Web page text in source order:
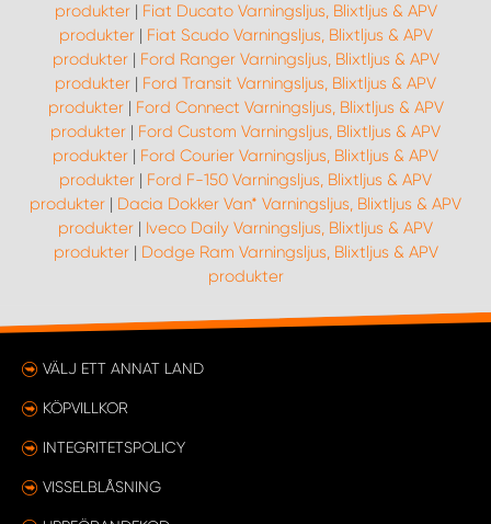
produkter| Fiat Ducato Varningsljus, Blixtljus & APV
produkter| Fiat Scudo Varningsljus, Blixtljus & APV
produkter| Ford Ranger Varningsljus, Blixtljus & APV
produkter | Ford Transit Varningsljus, Blixtljus & APV
produkter| Ford Connect Varningsljus, Blixtljus & APV
produkter | Ford Custom Varningsljus, Blixtljus & APV
produkter | Ford Courier Varningsljus, Blixtljus & APV
produkter | Ford F-150 Varningsljus, Blixtljus & APV
produkter | Dacia Dokker Van* Varningsljus, Blixtljus & APV
produkter | Iveco Daily Varningsljus, Blixtljus & APV
produkter| Dodge Ram Varningsljus, Blixtljus & APV
produkter
VÄLJ ETT ANNAT LAND
KÖPVILLKOR
INTEGRITETSPOLICY
VISSELBLÅSNING